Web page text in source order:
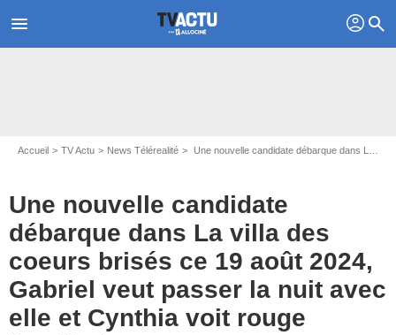
menu profil search
Accueil TV Actu News Télérealité Une nouvelle candidate débarque dans La villa des coeurs brisés ce 19 août 2024, Gabriel veut passer la nuit avec elle et Cynthia voit rouge (spoiler)
Une nouvelle candidate
débarque dans La villa des
coeurs brisés ce 19 août 2024,
Gabriel veut passer la nuit avec
elle et Cynthia voit rouge